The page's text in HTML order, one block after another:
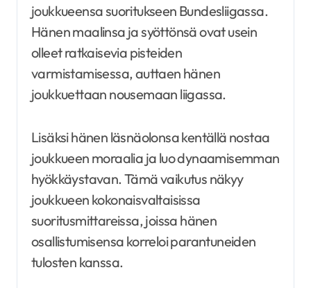
joukkueensa suoritukseen Bundesliigassa.
Hänen maalinsa ja syöttönsä ovat usein
olleet ratkaisevia pisteiden
varmistamisessa, auttaen hänen
joukkuettaan nousemaan liigassa.
Lisäksi hänen läsnäolonsa kentällä nostaa
joukkueen moraalia ja luo dynaamisemman
hyökkäystavan. Tämä vaikutus näkyy
joukkueen kokonaisvaltaisissa
suoritusmittareissa, joissa hänen
osallistumisensa korreloi parantuneiden
tulosten kanssa.